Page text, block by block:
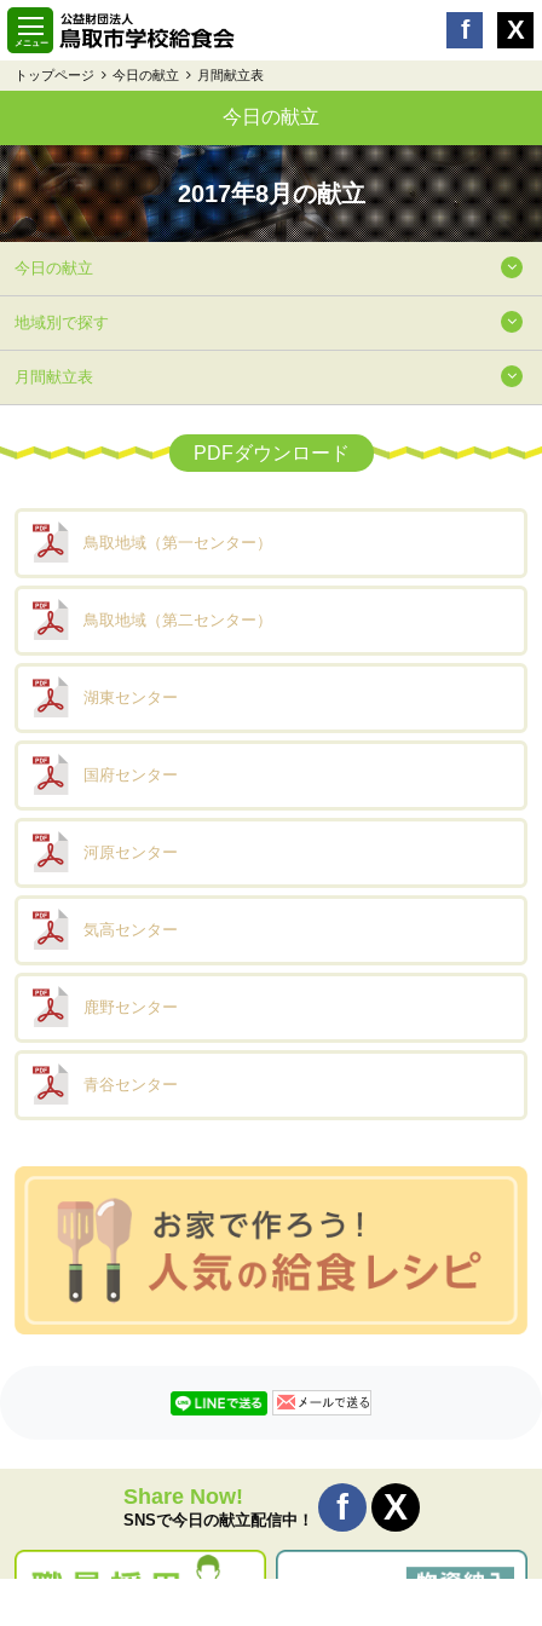
トップページ 今日の献立 月間献立表
今日の献立
2017年8月の献立
今日の献立
地域別で探す
月間献立表
PDFダウンロード
鳥取地域（第一センター）
鳥取地域（第二センター）
湖東センター
国府センター
河原センター
気高センター
鹿野センター
青谷センター
Share Now!
SNSで今日の献立配信中！